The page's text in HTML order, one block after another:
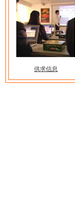
供求信息